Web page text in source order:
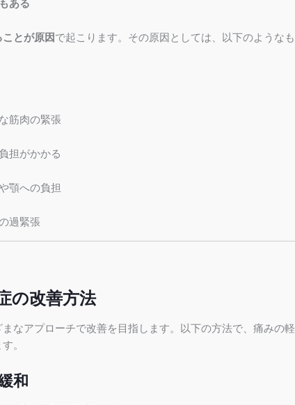
ある
とが原因で起こります。その原因としては、以下のようなも
筋肉の緊張
担がかかる
顎への負担
過緊張
の改善方法
なアプローチで改善を目指します。以下の方法で、痛みの軽
。
和